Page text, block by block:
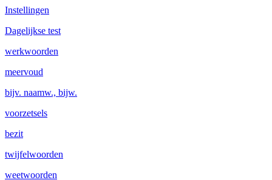
Instellingen
Dagelijkse test
werkwoorden
meervoud
bijv. naamw., bijw.
voorzetsels
bezit
twijfelwoorden
weetwoorden